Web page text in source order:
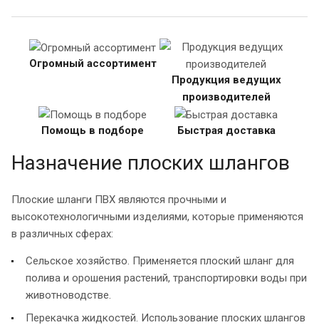
Огромный ассортимент
Продукция ведущих
производителей
Помощь в подборе Быстрая доставка
Назначение плоских шлангов
Плоские шланги ПВХ являются прочными и
высокотехнологичными изделиями, которые применяются
в различных сферах:
Сельское хозяйство. Применяется плоский шланг для
полива и орошения растений, транспортировки воды при
животноводстве.
Перекачка жидкостей. Использование плоских шлангов